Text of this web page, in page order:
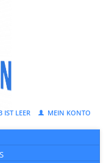
IST LEER MEIN KONTO